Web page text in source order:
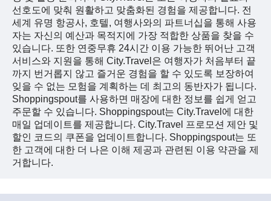
선호도에 맞춰 원활하고 맞춤화된 경험을 제공합니다. 전
세계 유명 항공사, 호텔, 여행사와의 파트너십을 통해 사용
자는 자신의 예산과 목적지에 가장 적합한 상품을 찾을 수
있습니다. 또한 연중무휴 24시간 이용 가능한 뛰어난 고객
서비스와 지원을 통해 City.Travel은 여행자가 처음부터 끝
까지 번거롭지 않고 즐거운 경험을 할 수 있도록 보장하여
잊을 수 없는 모험을 계획하는 데 최고의 동반자가 됩니다.
Shoppingspout를 사용하면 매장에 대한 정보를 쉽게 얻고
주문할 수 있습니다. Shoppingspout는 City.Travel에 대한
매일 업데이트를 제공합니다. City.Travel 프로모션 제안 및
할인 코드의 쿠폰을 업데이트합니다. Shoppingspout는 또
한 고객에 대한 더 나은 이해 제공과 관련된 이용 약관을 제
거합니다.